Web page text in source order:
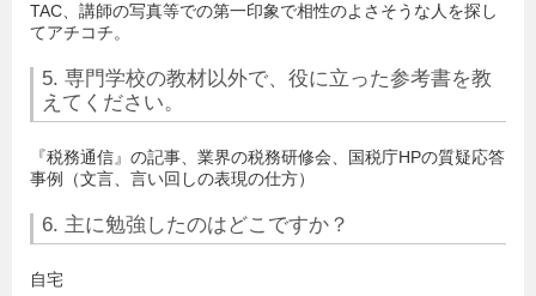
TAC、講師の写真等での第一印象で相性のよさそうな人を探し
てアチコチ。
5. 専門学校の教材以外で、役に立った参考書を教
えてください。
『税務通信』の記事、業界の税務研修会、国税庁HPの質疑応答
事例（文言、言い回しの表現の仕方）
6. 主に勉強したのはどこですか？
自宅